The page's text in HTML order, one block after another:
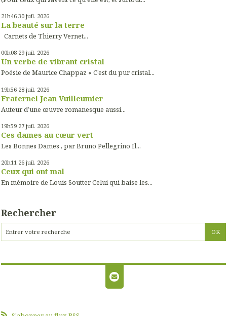
21h46 30 juil. 2026
La beauté sur la terre
Carnets de Thierry Vernet...
00h08 29 juil. 2026
Un verbe de vibrant cristal
Poésie de Maurice Chappaz « C’est du pur cristal...
19h56 28 juil. 2026
Fraternel Jean Vuilleumier
Auteur d’une œuvre romanesque aussi...
19h59 27 juil. 2026
Ces dames au cœur vert
Les Bonnes Dames , par Bruno Pellegrino Il...
20h11 26 juil. 2026
Ceux qui ont mal
En mémoire de Louis Soutter Celui qui baise les...
Rechercher